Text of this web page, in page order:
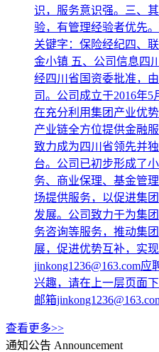
识，服务意识强。三、
验，有管理经验者优先
关键字：保险经纪四、
金小镇 五、公司信息四
经四川省国资委批准，
司。公司成立于2016年
在充分利用集团产业优
产业链全方位提供金融
致力成为四川省领先并
台。公司已初步形成了
务、商业保理、基金管
场提供服务，以促进集
发展。公司致力于为集
务咨询等服务，推动集
展，促进优势互补，实
jinkong1236@163.com
兴趣，请在上一层页面
邮箱
查看更多>>
通知公告 Announcement